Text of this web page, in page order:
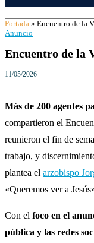
Portada » Encuentro de la
Anuncio
Encuentro de la
11/05/2026
Más de 200 agentes
compartieron el
reunieron el fin de
trabajo, y
plantea el arzobispo
«Queremos ver a
Con el foco en el
pública y las redes